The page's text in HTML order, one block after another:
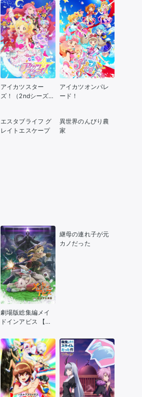
アイカツスター
ズ！（2ndシーズ
アイカツオンパレ
ード！
エスタブライフ グ
レイトエスケープ
異世界のんびり農
家
劇場版総集編メイ
ドインアビス 【後
継母の連れ子が元
カノだった